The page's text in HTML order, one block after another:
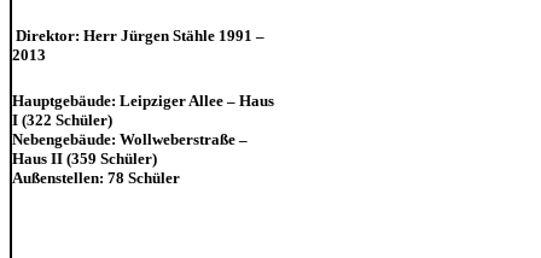
Direktor: Herr Jürgen Stähle 1991 –
2013
Hauptgebäude: Leipziger Allee – Haus
I (322 Schüler)
Nebengebäude: Wollweberstraße –
Haus II (359 Schüler)
Außenstellen: 78 Schüler